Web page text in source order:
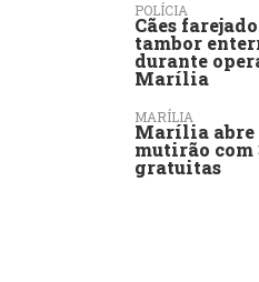
POLÍCIA
Cães
tambor
durante
Marília
MARÍLIA
Marília abre
mutirão com
gratuitas